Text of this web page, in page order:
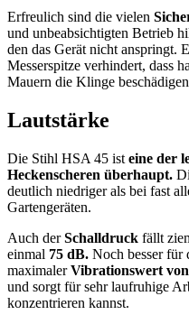
Erfreulich sind die vielen
und unbeabsichtigten Betrieb
den das Gerät nicht anspringt.
Messerspitze verhindert, dass
Mauern die Klinge
Lautstärke
Die Stihl HSA 45 ist eine der
Heckenscheren überhaupt.
deutlich niedriger als bei fast
Gartengeräten.
Auch derSchalldruck fällt
einmal 75 dB. Noch besser für
maximalerVibrationswert
und sorgt für sehr laufruhige
konzentrieren kannst.